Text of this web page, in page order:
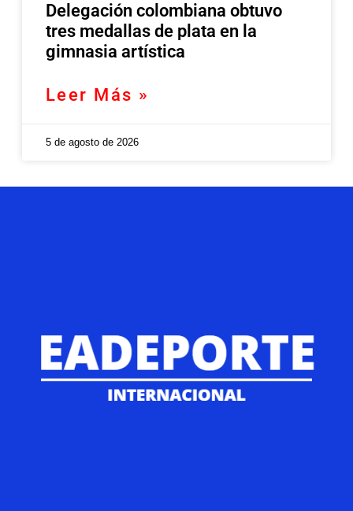
Delegación colombiana obtuvo
tres medallas de plata en la
gimnasia artística
Leer Más »
5 de agosto de 2026